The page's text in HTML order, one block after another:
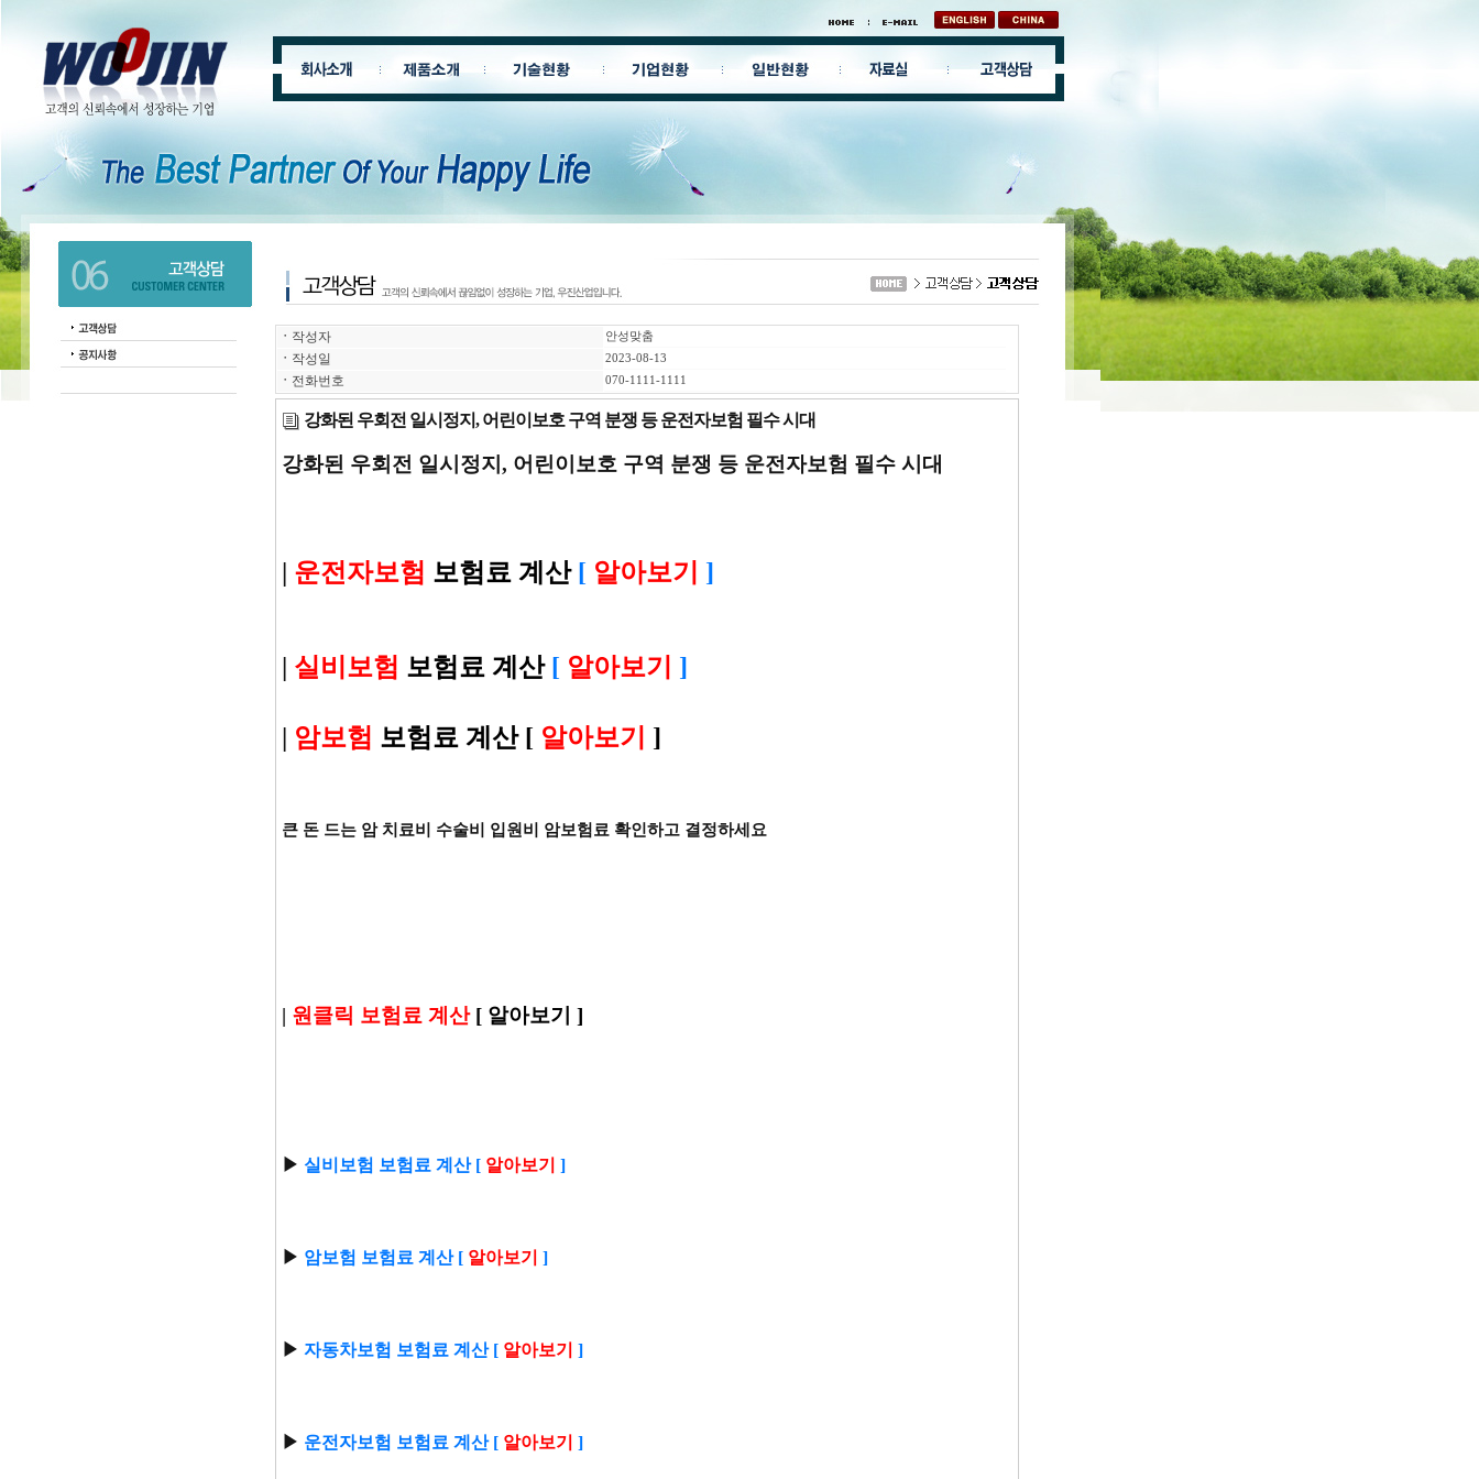
ㆍ 작성자 안성맞춤
ㆍ 작성일 2023-08-13
ㆍ 전화번호 070-1111-1111
강화된 우회전 일시정지, 어린이보호 구역 분쟁 등 운전자보험 필수 시대
강화된 우회전 일시정지, 어린이보호 구역 분쟁 등 운전자보험 필수 시대
| 운전자보험 보험료 계산[ 알아보기 ]
| 실비보험 보험료 계산[ 알아보기 ]
| 암보험 보험료 계산 [ 알아보기 ]
큰 돈 드는 암 치료비 수술비 입원비 암보험료 확인하고 결정하세요
| 원클릭 보험료 계산 [ 알아보기 ]
▶ 실비보험 보험료 계산 [ 알아보기 ]
▶ 암보험 보험료 계산 [ 알아보기 ]
▶ 자동차보험 보험료 계산 [ 알아보기 ]
▶ 운전자보험 보험료 계산 [ 알아보기 ]